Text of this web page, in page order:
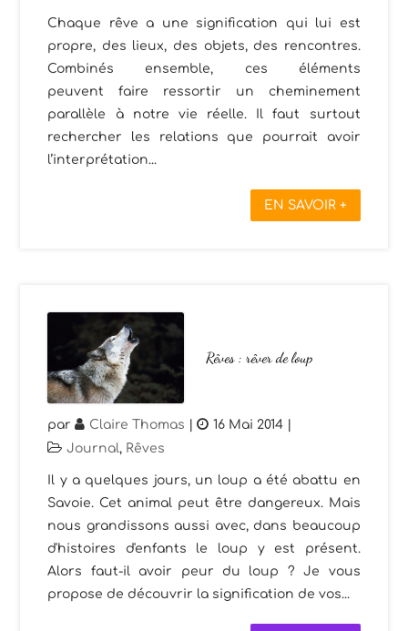
Chaque rêve a une signification qui lui est
propre, des lieux, des objets, des rencontres.
Combinés ensemble, ces éléments
peuvent faire ressortir un cheminement
parallèle à notre vie réelle. Il faut surtout
rechercher les relations que pourrait avoir
l’interprétation...
EN SAVOIR +
Rêves : rêver de loup
par Claire Thomas | 16 Mai 2014
Journal, Rêves
Il y a quelques jours, un loup a été abattu en
Savoie. Cet animal peut être dangereux. Mais
nous grandissons aussi avec, dans beaucoup
d'histoires d'enfants le loup y est présent.
Alors faut-il avoir peur du loup ? Je vous
propose de découvrir la signification de vos...